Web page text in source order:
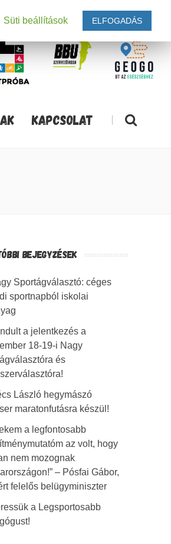
KAPCSOLAT |
BEJEGYZÉSEK
Sportágválasztó: céges
sportnapból iskolai
a jelentkezés a
18-19-i Nagy
és
László hegymászó
maratonfutásra készül!
a legfontosabb
az volt, hogy
nem mozognak
– Pósfai Gábor,
felelős belügyminiszter
a Legsportosabb
Süti beállítások ELFOGADÁS